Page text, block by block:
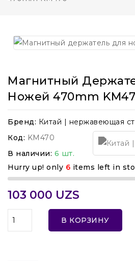
Магнитный
Ножей 470mm
Бренд: Китай | нержавеющая
Код: KM470
В наличии: 6 шт.
Hurry up! only 6 items left in
103 000 UZS
В КОРЗИНУ